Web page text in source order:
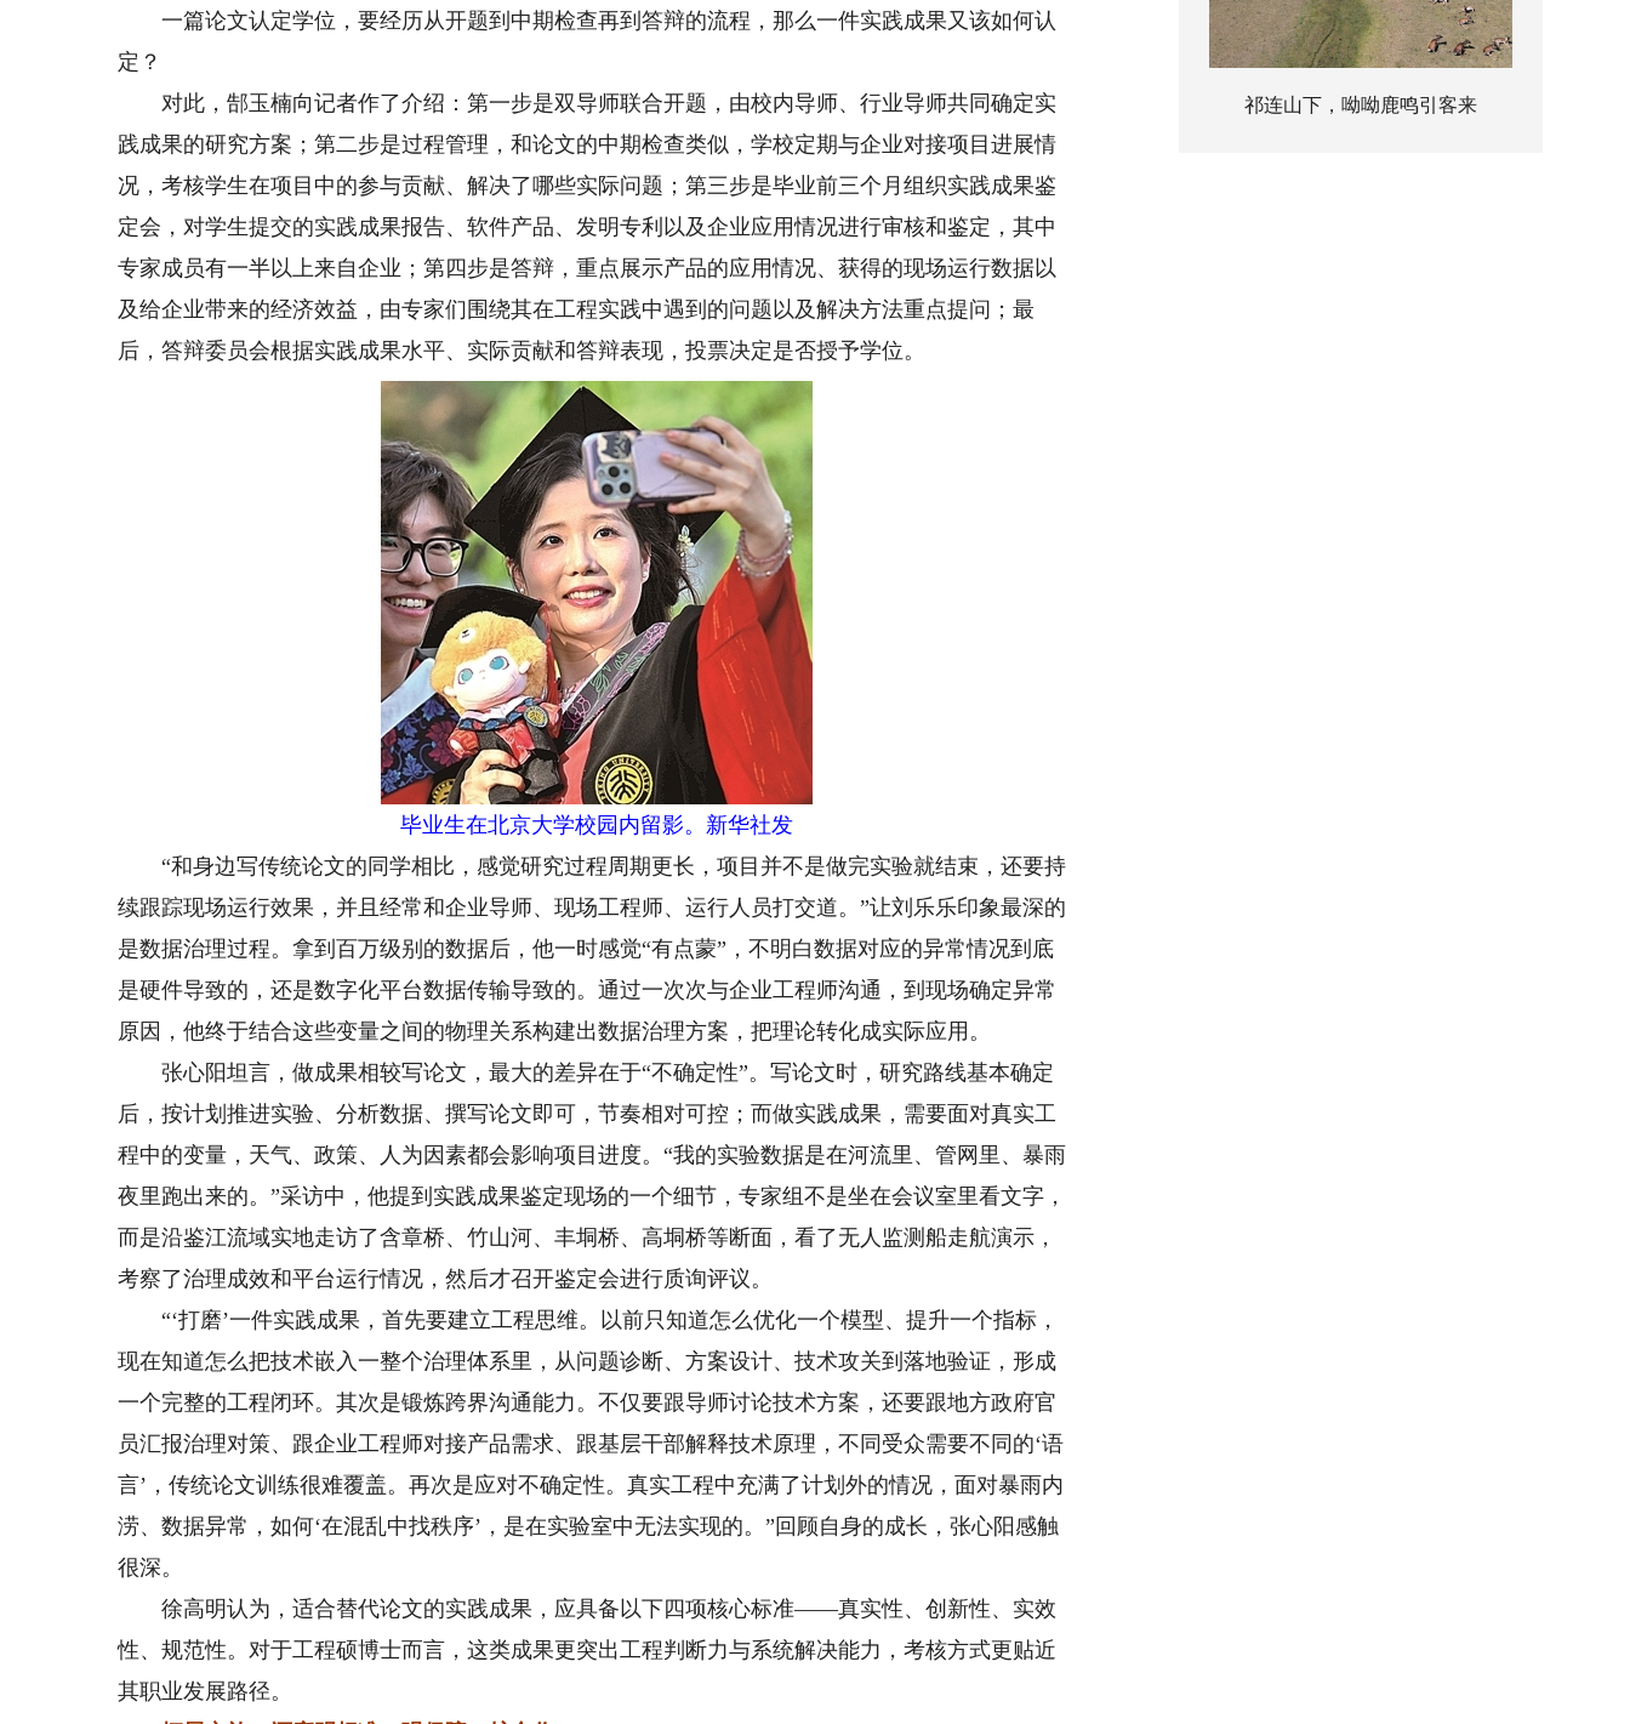
一篇论文认定学位，要经历从开题到中期检查再到答辩的流程，那么一件实践成果又该如何认
定？
对此，郜玉楠向记者作了介绍：第一步是双导师联合开题，由校内导师、行业导师共同确定实
践成果的研究方案；第二步是过程管理，和论文的中期检查类似，学校定期与企业对接项目进展情
况，考核学生在项目中的参与贡献、解决了哪些实际问题；第三步是毕业前三个月组织实践成果鉴
定会，对学生提交的实践成果报告、软件产品、发明专利以及企业应用情况进行审核和鉴定，其中
专家成员有一半以上来自企业；第四步是答辩，重点展示产品的应用情况、获得的现场运行数据以
及给企业带来的经济效益，由专家们围绕其在工程实践中遇到的问题以及解决方法重点提问；最
后，答辩委员会根据实践成果水平、实际贡献和答辩表现，投票决定是否授予学位。
毕业生在北京大学校园内留影。新华社发
“和身边写传统论文的同学相比，感觉研究过程周期更长，项目并不是做完实验就结束，还要持
续跟踪现场运行效果，并且经常和企业导师、现场工程师、运行人员打交道。”让刘乐乐印象最深的
是数据治理过程。拿到百万级别的数据后，他一时感觉“有点蒙”，不明白数据对应的异常情况到底
是硬件导致的，还是数字化平台数据传输导致的。通过一次次与企业工程师沟通，到现场确定异常
原因，他终于结合这些变量之间的物理关系构建出数据治理方案，把理论转化成实际应用。
张心阳坦言，做成果相较写论文，最大的差异在于“不确定性”。写论文时，研究路线基本确定
后，按计划推进实验、分析数据、撰写论文即可，节奏相对可控；而做实践成果，需要面对真实工
程中的变量，天气、政策、人为因素都会影响项目进度。“我的实验数据是在河流里、管网里、暴雨
夜里跑出来的。”采访中，他提到实践成果鉴定现场的一个细节，专家组不是坐在会议室里看文字，
而是沿鉴江流域实地走访了含章桥、竹山河、丰垌桥、高垌桥等断面，看了无人监测船走航演示，
考察了治理成效和平台运行情况，然后才召开鉴定会进行质询评议。
“‘打磨’一件实践成果，首先要建立工程思维。以前只知道怎么优化一个模型、提升一个指标，
现在知道怎么把技术嵌入一整个治理体系里，从问题诊断、方案设计、技术攻关到落地验证，形成
一个完整的工程闭环。其次是锻炼跨界沟通能力。不仅要跟导师讨论技术方案，还要跟地方政府官
员汇报治理对策、跟企业工程师对接产品需求、跟基层干部解释技术原理，不同受众需要不同的‘语
言’，传统论文训练很难覆盖。再次是应对不确定性。真实工程中充满了计划外的情况，面对暴雨内
涝、数据异常，如何‘在混乱中找秩序’，是在实验室中无法实现的。”回顾自身的成长，张心阳感触
很深。
徐高明认为，适合替代论文的实践成果，应具备以下四项核心标准——真实性、创新性、实效
性、规范性。对于工程硕博士而言，这类成果更突出工程判断力与系统解决能力，考核方式更贴近
其职业发展路径。
祁连山下，呦呦鹿鸣引客来